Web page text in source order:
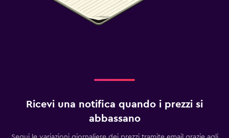
Ricevi una notifica quando i prezzi si
abbassano